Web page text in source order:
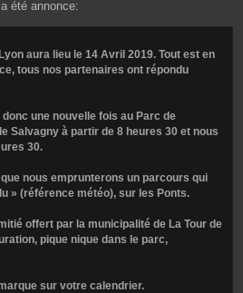
été annonce:
aura lieu le 14 Avril 2019. Tout est en
tous nos partenaires ont répondu
une nouvelle fois au Parc de
Salvagny à partir de 8 heures 30 et nous
30.
nous emprunterons un parcours qui
» (référence météo), sur les Ponts.
offert par la municipalité de La Tour de
pique nique dans le parc,
sur votre calendrier.